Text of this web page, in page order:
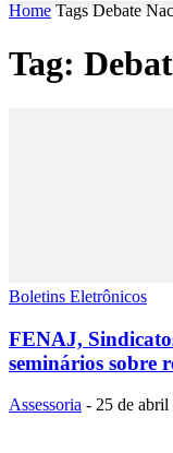
Home Tags Debate
Tag:
Boletins Eletrônicos
FENAJ,
seminários sobre
Assessoria - 25 de abril